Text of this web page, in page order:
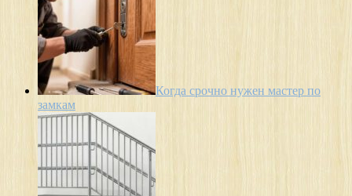
Когда срочно нужен мастер по
замкам